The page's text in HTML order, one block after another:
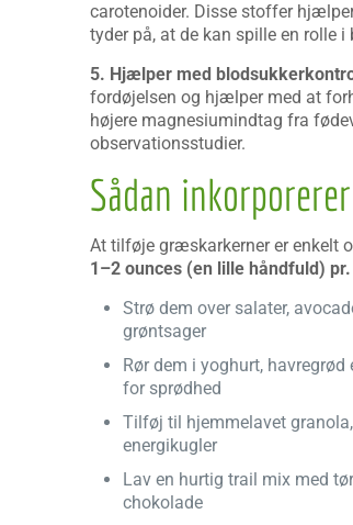
carotenoider. Disse stoffer
tyder på, at de kan spille en rolle
5. Hjælper med
fordøjelsen og hjælper med at
højere magnesiumindtag fra
observationsstudier.
Sådan
At tilføje græskarkerner er enkelt
1–2 ounces (en lille håndfuld)
Strø dem over salater,
grøntsager
Rør dem i yoghurt,
for sprødhed
Tilføj til hjemmelavet
energikugler
Lav en hurtig trail mix med
chokolade